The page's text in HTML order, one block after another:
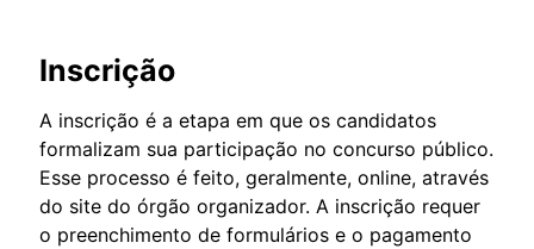
Inscrição
A inscrição é a etapa em que os candidatos
formalizam sua participação no concurso público.
Esse processo é feito, geralmente, online, através
do site do órgão organizador. A inscrição requer
o preenchimento de formulários e o pagamento